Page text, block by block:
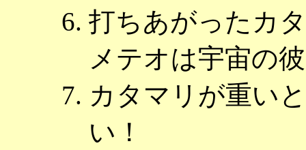
打ちあがったカ
メテオは宇宙の
カタマリが重い
い！